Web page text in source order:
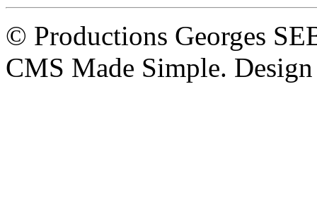
© Productions Georges
CMS Made Simple. Design